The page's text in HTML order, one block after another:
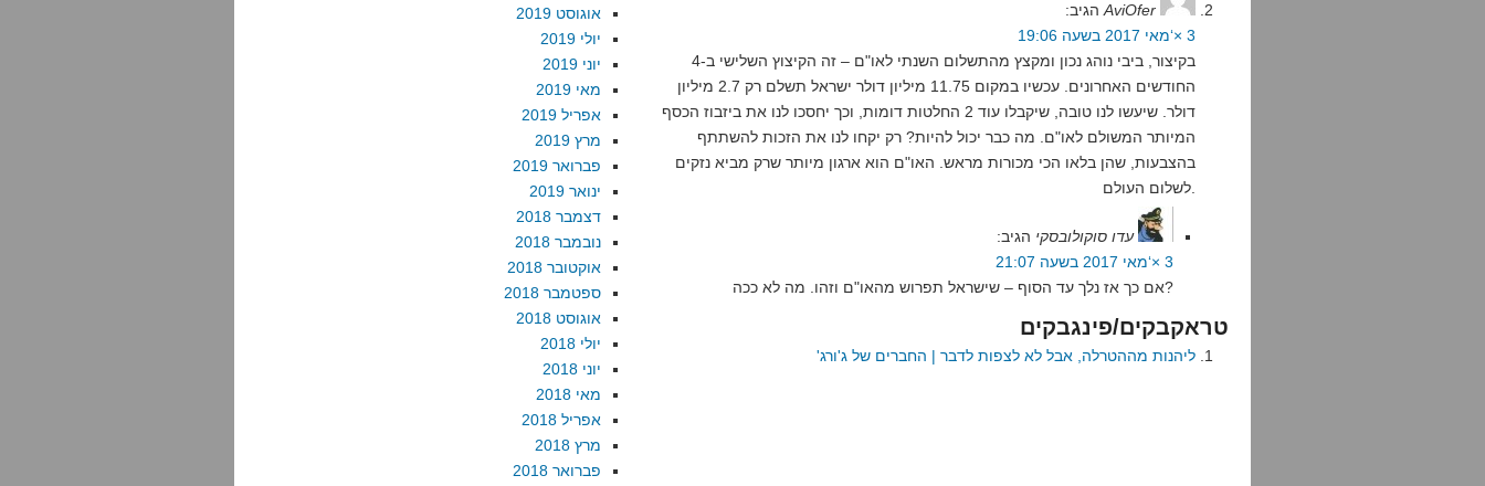
AviOfer הגיב:
3 ×‘מאי 2017 בשעה 19:06
בקיצור, ביבי נוהג נכון ומקצץ מהתשלום השנתי לאו"ם – זה הקיצוץ השלישי ב-4
החודשים האחרונים. עכשיו במקום 11.75 מיליון דולר ישראל תשלם רק 2.7 מיליון
דולר. שיעשו לנו טובה, שיקבלו עוד 2 החלטות דומות, וכך יחסכו לנו את ביזבוז הכסף
המיותר המשולם לאו"ם. מה כבר יכול להיות? רק יקחו לנו את הזכות להשתתף
בהצבעות, שהן בלאו הכי מכורות מראש. האו"ם הוא ארגון מיותר שרק מביא נזקים
עדו סוקולובסקי הגיב:
3 ×‘מאי 2017 בשעה 21:07
אם כך אז נלך עד הסוף – שישראל תפרוש מהאו"ם וזהו. מה לא ככה?
טראקבקים/פינגבקים
ליהנות מההטרלה, אבל לא לצפות לדבר | החברים של ג'ורג'
אוגוסט 2019
יולי 2019
יוני 2019
מאי 2019
אפריל 2019
מרץ 2019
פברואר 2019
ינואר 2019
דצמבר 2018
נובמבר 2018
אוקטובר 2018
ספטמבר 2018
אוגוסט 2018
יולי 2018
יוני 2018
מאי 2018
אפריל 2018
מרץ 2018
פברואר 2018